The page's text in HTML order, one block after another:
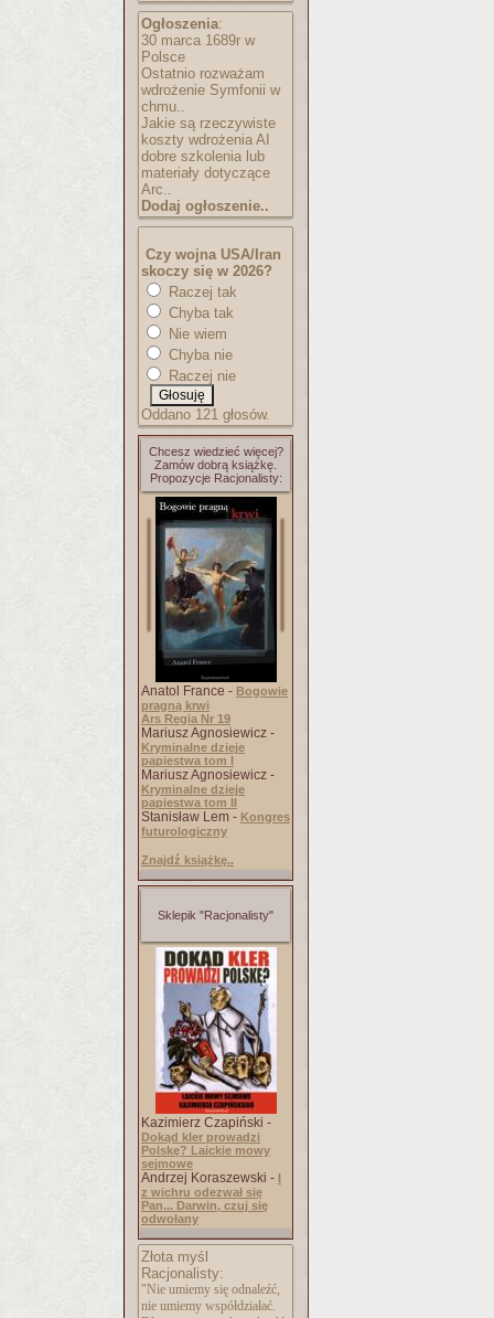
Ogłoszenia:
30 marca 1689r w
Polsce
Ostatnio rozważam
wdrożenie Symfonii w
chmu..
Jakie są rzeczywiste
koszty wdrożenia AI
dobre szkolenia lub
materiały dotyczące
Arc..
Dodaj ogłoszenie..
Czy wojna USA/Iran
skoczy się w 2026?
Raczej tak
Chyba tak
Nie wiem
Chyba nie
Raczej nie
Oddano 121 głosów.
Chcesz wiedzieć więcej?
Zamów dobrą książkę.
Propozycje Racjonalisty:
Anatol France - Bogowie
pragną krwi
Ars Regia Nr 19
Mariusz Agnosiewicz -
Kryminalne dzieje
papiestwa tom I
Mariusz Agnosiewicz -
Kryminalne dzieje
papiestwa tom II
Stanisław Lem - Kongres
futurologiczny
Znajdź książkę..
Sklepik "Racjonalisty"
Kazimierz Czapiński -
Dokąd kler prowadzi
Polskę? Laickie mowy
sejmowe
Andrzej Koraszewski - I
z wichru odezwał się
Pan... Darwin, czuj się
odwołany
Złota myśl
Racjonalisty:
"Nie umiemy się odnaleźć,
nie umiemy współdziałać.